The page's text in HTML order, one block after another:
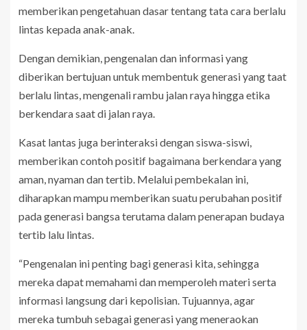
memberikan pengetahuan dasar tentang tata cara berlalu
lintas kepada anak-anak.
Dengan demikian, pengenalan dan informasi yang
diberikan bertujuan untuk membentuk generasi yang taat
berlalu lintas, mengenali rambu jalan raya hingga etika
berkendara saat di jalan raya.
Kasat lantas juga berinteraksi dengan siswa-siswi,
memberikan contoh positif bagaimana berkendara yang
aman, nyaman dan tertib. Melalui pembekalan ini,
diharapkan mampu memberikan suatu perubahan positif
pada generasi bangsa terutama dalam penerapan budaya
tertib lalu lintas.
“Pengenalan ini penting bagi generasi kita, sehingga
mereka dapat memahami dan memperoleh materi serta
informasi langsung dari kepolisian. Tujuannya, agar
mereka tumbuh sebagai generasi yang meneraokan